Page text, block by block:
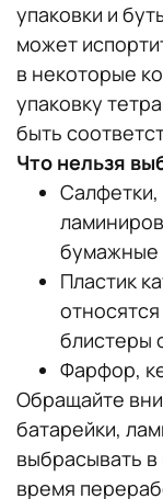
упаковки и
может
в некоторые
упаковку
быть
Что нельзя
Салфетки,
бумажные
Пластик
блистеры
Фарфор,
Обращайте
батарейки,
выбрасывать
время